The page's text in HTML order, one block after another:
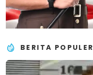
BERITA POPULER